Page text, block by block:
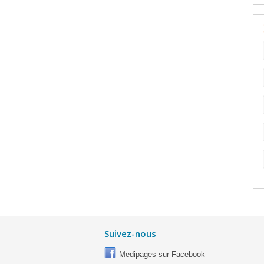
Suivez-nous
Medipages sur Facebook